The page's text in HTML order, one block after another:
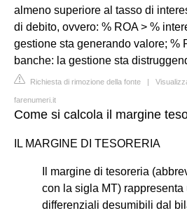
almeno superiore al tasso di
di debito, ovvero: % ROA > %
gestione sta generando valore; %
banche: la gestione sta
Richiesta di rimozione della fonte |
farenumeri.it
Come si calcola il margine
IL MARGINE DI TESORERIA
Il margine di tesoreria
con la sigla MT)
differenziali desumibili dal